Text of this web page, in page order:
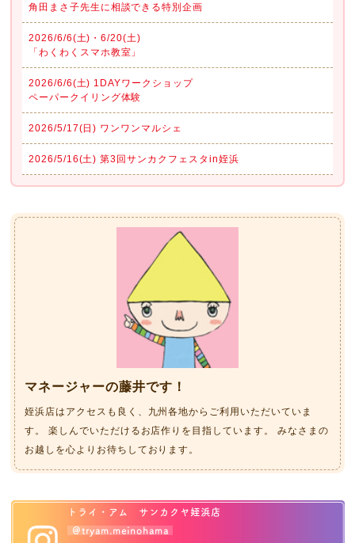
角田まさ子先生に相談できる特別企画
2026/6/6(土)・6/20(土)
「わくわくスマホ教室」
2026/6/6(土) 1DAYワークショップ
ペーパークイリング体験
2026/5/17(日) ワンワンマルシェ
2026/5/16(土) 第3回サンカクフェスタin姪浜
マネージャーの藤井です！
姪浜店はアクセスも良く、九州各地からご利用いただいていま
す。
楽しんでいただけるお店作りを目指しています。
みなさまの
お越しを心よりお待ちしております。
トライ・アム サンカクヤ姪浜店
＠tryam.meinohama